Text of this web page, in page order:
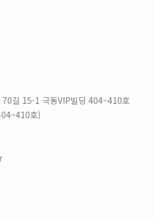
70길 15-1 극동VIP빌딩 404~410호
호)